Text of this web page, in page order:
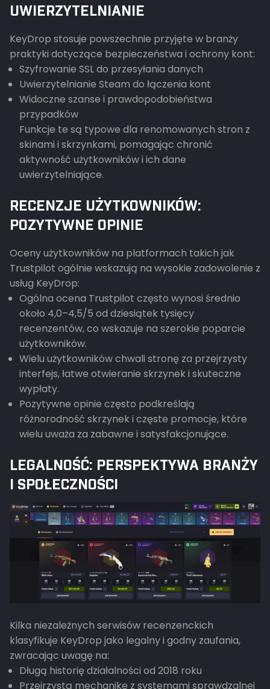
UWIERZYTELNIANIE
KeyDrop stosuje powszechnie przyjęte w branży
praktyki dotyczące bezpieczeństwa i ochrony kont:
Szyfrowanie SSL do przesyłania danych
Uwierzytelnianie Steam do łączenia kont
Widoczne szanse i prawdopodobieństwa
przypadków
Funkcje te są typowe dla renomowanych stron z
skinami i skrzynkami, pomagając chronić
aktywność użytkowników i ich dane
uwierzytelniające.
RECENZJE UŻYTKOWNIKÓW:
POZYTYWNE OPINIE
Oceny użytkowników na platformach takich jak
Trustpilot ogólnie wskazują na wysokie zadowolenie z
usług KeyDrop:
Ogólna ocena Trustpilot często wynosi średnio
około 4,0–4,5/5 od dziesiątek tysięcy
recenzentów, co wskazuje na szerokie poparcie
użytkowników.
Wielu użytkowników chwali stronę za przejrzysty
interfejs, łatwe otwieranie skrzynek i skuteczne
wypłaty.
Pozytywne opinie często podkreślają
różnorodność skrzynek i częste promocje, które
wielu uważa za zabawne i satysfakcjonujące.
LEGALNOŚĆ: PERSPEKTYWA BRANŻY
I SPOŁECZNOŚCI
Kilka niezależnych serwisów recenzenckich
klasyfikuje KeyDrop jako legalny i godny zaufania,
zwracając uwagę na:
Długą historię działalności od 2018 roku
Przejrzystą mechanikę z systemami sprawdzalnej